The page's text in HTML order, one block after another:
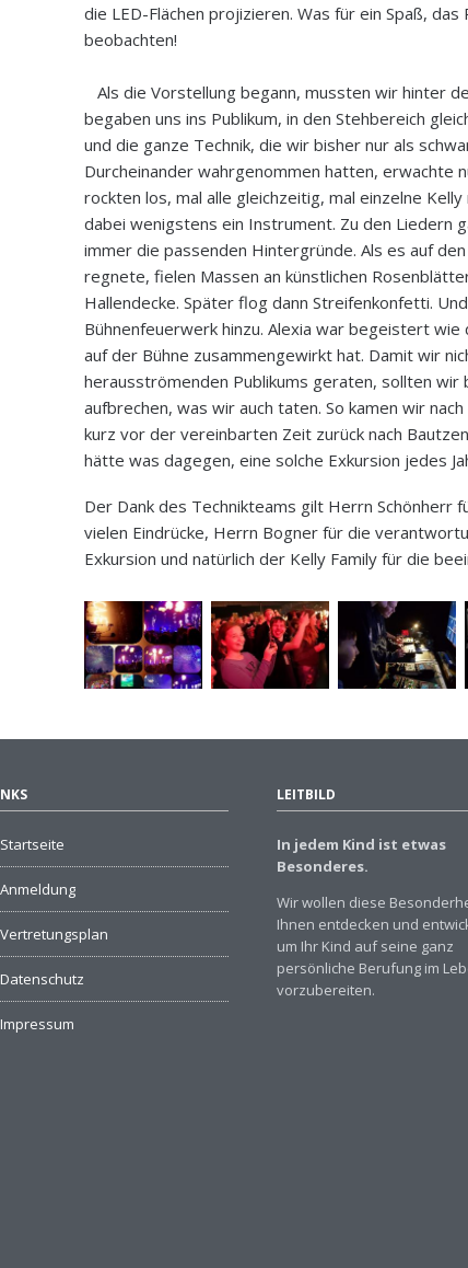
die LED-Flächen projizieren. Was für ein Spaß, das
beobachten!
Als die Vorstellung begann, mussten wir hinter
begaben uns ins Publikum, in den Stehbereich
und die ganze Technik, die wir bisher nur als
Durcheinander wahrgenommen hatten, erwachte
rockten los, mal alle gleichzeitig, mal einzelne
dabei wenigstens ein Instrument. Zu den Liedern
immer die passenden Hintergründe. Als es auf
regnete, fielen Massen an künstlichen
Hallendecke. Später flog dann Streifenkonfetti.
Bühnenfeuerwerk hinzu. Alexia war begeistert wie
auf der Bühne zusammengewirkt hat. Damit wir
herausströmenden Publikums geraten, sollten wir
aufbrechen, was wir auch taten. So kamen wir
kurz vor der vereinbarten Zeit zurück nach
hätte was dagegen, eine solche Exkursion jedes
Der Dank des Technikteams gilt Herrn Schönherr
vielen Eindrücke, Herrn Bogner für die
Exkursion und natürlich der Kelly Family für die
Startseite
Anmeldung
Vertretungsplan
Datenschutz
Impressum
LEITBILD
In jedem Kind ist etwas
Besonderes.
Wir wollen diese
Ihnen entdecken und
um Ihr Kind auf seine ganz
persönliche Berufung im
vorzubereiten.